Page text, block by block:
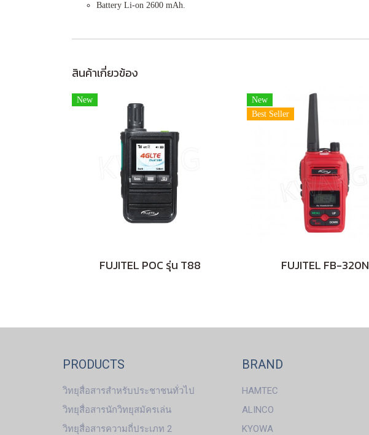
Battery Li-on 2600 mAh.
สินค้าเกี่ยวข้อง
New
FUJITEL POC รุ่น T88
New
Best Seller
FUJITEL FB-320N
PRODUCTS
วิทยุสื่อสารสำหรับประชาชนทั่วไป
วิทยุสื่อสารนักวิทยุสมัครเล่น
วิทยุสื่อสารความถี่ประเภท 2
BRAND
HAMTEC
ALINCO
KYOWA